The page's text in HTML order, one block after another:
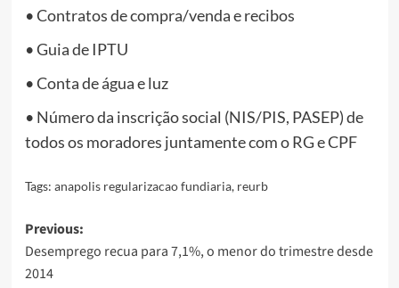
•⁠ ⁠Contratos de compra/venda e recibos
•⁠ ⁠Guia de IPTU
•⁠ ⁠Conta de água e luz
•⁠ ⁠Número da inscrição social (NIS/PIS, PASEP) de
todos os moradores juntamente com o RG e CPF
Tags: anapolis regularizacao fundiaria, reurb
Post
navigation
Previous:
Desemprego recua para 7,1%, o menor do trimestre desde
2014